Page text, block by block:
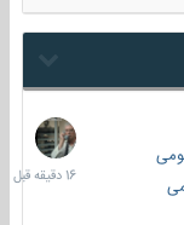
16
دقیقه
قبل